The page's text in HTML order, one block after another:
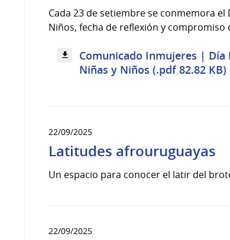
Cada 23 de setiembre se conmemora
Niños, fecha de reflexión y
Comunicado Inmujeres | Día
Niñas y Niños (.pdf 82.82 KB)
22/09/2025
Latitudes afrouruguayas
Un espacio para conocer el latir del
22/09/2025